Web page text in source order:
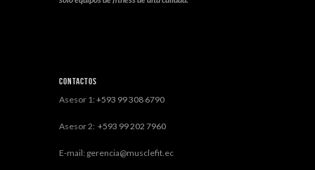
Contactos
Asesor 1: +593 99 308 6790
Asesor 2: +593 99 202 7960
E-mail: gerencia@musclefit.ec